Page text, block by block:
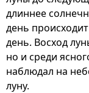
длиннее
день
день. Восход
но и среди
наблюдал на
луну.